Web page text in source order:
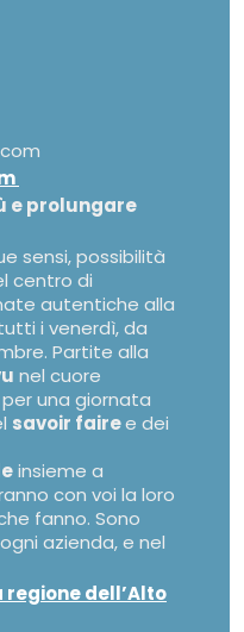
e prolungare
sensi, possibilità
centro di
autentiche alla
i venerdì, da
Partite alla
nel cuore
una giornata
savoir fairee dei
insieme a
con voi la loro
fanno. Sono
azienda, e nel
regione dell’Alto